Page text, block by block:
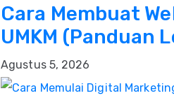
Cara Membuat
UMKM (Panduan
Agustus 5, 2026